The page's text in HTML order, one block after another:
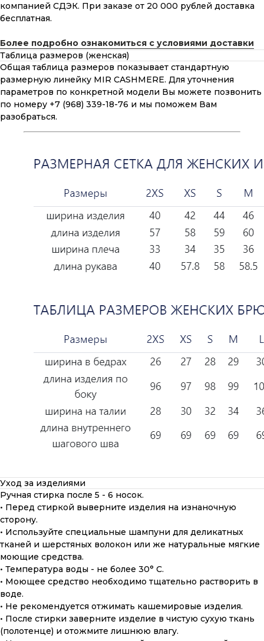
компанией СДЭК. При заказе от 20 000 рублей доставка
бесплатная.
Более подробно ознакомиться с условиями доставки
Таблица размеров (женская)
Общая таблица размеров показывает стандартную
размерную линейку MIR CASHMERE. Для уточнения
параметров по конкретной модели Вы можете позвонить
по номеру +7 (968) 339-18-76 и мы поможем Вам
разобраться.
Уход за изделиями
Ручная стирка после 5 - 6 носок.
• Перед стиркой выверните изделия на изнаночную
сторону.
• Используйте специальные шампуни для деликатных
тканей и шерстяных волокон или же натуральные мягкие
моющие средства.
• Температура воды - не более 30° С.
• Моющее средство необходимо тщательно растворить в
воде.
• Не рекомендуется отжимать кашемировые изделия.
• После стирки заверните изделие в чистую сухую ткань
(полотенце) и отожмите лишнюю влагу.